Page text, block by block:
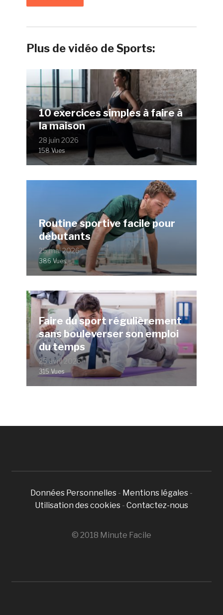
Plus de vidéo de Sports:
10 exercices simples à faire à
la maison
28 juin 2026
158 Vues
Routine sportive facile pour
débutants
25 mai 2026
386 Vues
Faire du sport régulièrement
sans bouleverser son emploi
du temps
25 avril 2026
315 Vues
Données Personnelles - Mentions légales -
Utilisation des cookies - Contactez-nous
© 2018 Minute Facile